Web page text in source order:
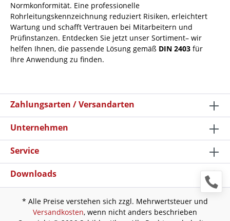
Normkonformität. Eine professionelle
Rohrleitungskennzeichnung reduziert Risiken, erleichtert
Wartung und schafft Vertrauen bei Mitarbeitern und
Prüfinstanzen. Entdecken Sie jetzt unser Sortiment– wir
helfen Ihnen, die passende Lösung gemäß DIN 2403 für
Ihre Anwendung zu finden.
Zahlungsarten / Versandarten
Unternehmen
Service
Downloads
* Alle Preise verstehen sich zzgl. Mehrwertsteuer und
Versandkosten, wenn nicht anders beschrieben